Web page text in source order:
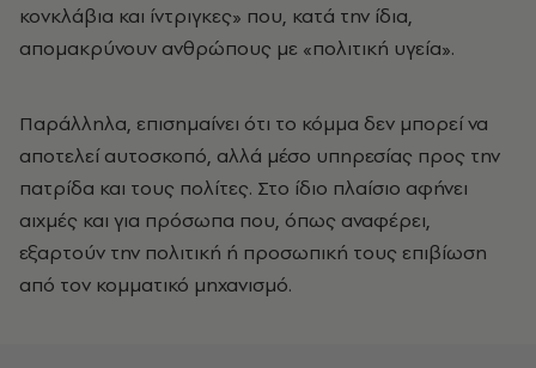
κονκλάβια και ίντριγκες» που, κατά την ίδια,
απομακρύνουν ανθρώπους με «πολιτική υγεία».
Παράλληλα, επισημαίνει ότι το κόμμα δεν μπορεί να
αποτελεί αυτοσκοπό, αλλά μέσο υπηρεσίας προς την
πατρίδα και τους πολίτες. Στο ίδιο πλαίσιο αφήνει
αιχμές και για πρόσωπα που, όπως αναφέρει,
εξαρτούν την πολιτική ή προσωπική τους επιβίωση
από τον κομματικό μηχανισμό.